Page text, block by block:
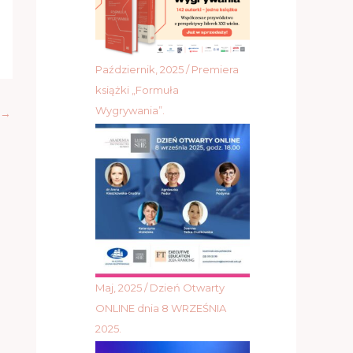
→
Październik, 2025 / Premiera
książki „Formuła
Wygrywania”.
Maj, 2025 / Dzień Otwarty
ONLINE dnia 8 WRZEŚNIA
2025.